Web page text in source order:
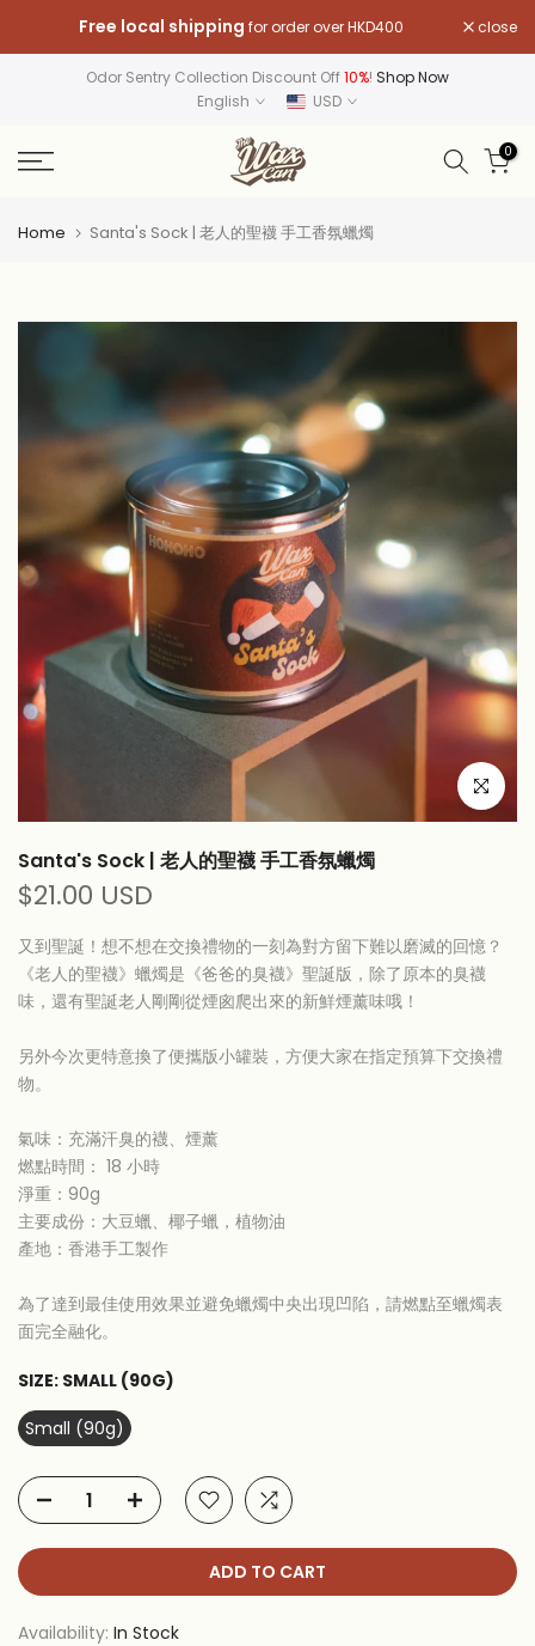
to
Free local shipping for order over HKD400 close
Odor Sentry Collection Discount Off10%! Shop Now
English
USD
0
Home Santa's Sock | 老人的聖襪 手工香氛蠟燭
Click to
Santa's Sock | 老人的聖襪 手工香氛蠟燭
$21.00 USD
又到聖誕！想不想在交換禮物的一刻為對方留下難以磨滅的回憶？
《老人的聖襪》蠟燭是《爸爸的臭襪》聖誕版，除了原本的臭襪
味，還有聖誕老人剛剛從煙囪爬出來的新鮮煙薰味哦！
另外今次更特意換了便攜版小罐裝，方便大家在指定預算下交換禮
物。
氣味：充滿汗臭的襪、煙薰
燃點時間： 18 小時
淨重：90g
主要成份：大豆蠟、椰子蠟，植物油
產地：香港手工製作
為了達到最佳使用效果並避免蠟燭中央出現凹陷，請燃點至蠟燭表
面完全融化。
SIZE: SMALL (90G)
Small (90g)
ADD TO CART
Availability: In Stock